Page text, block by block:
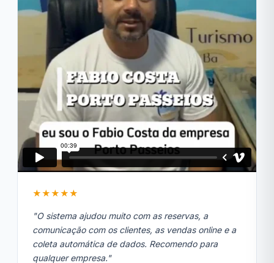
★★★★★
"O sistema ajudou muito com as reservas, a
comunicação com os clientes, as vendas online e a
coleta automática de dados. Recomendo para
qualquer empresa."